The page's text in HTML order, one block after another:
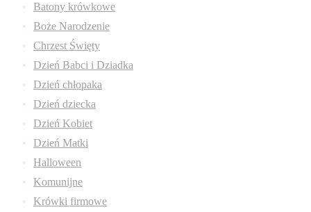
Batony krówkowe
Boże Narodzenie
Chrzest Święty
Dzień Babci i Dziadka
Dzień chłopaka
Dzień dziecka
Dzień Kobiet
Dzień Matki
Halloween
Komunijne
Krówki firmowe